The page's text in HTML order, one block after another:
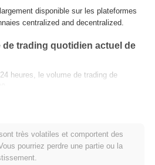
disponible sur les plateformes
centralized and decentralized.
de trading quotidien actuel de
heures, le volume de trading de
de la fourchette de prix de
:€0.066631
:€0.00
très volatiles et comportent des
pourriez perdre une partie ou la